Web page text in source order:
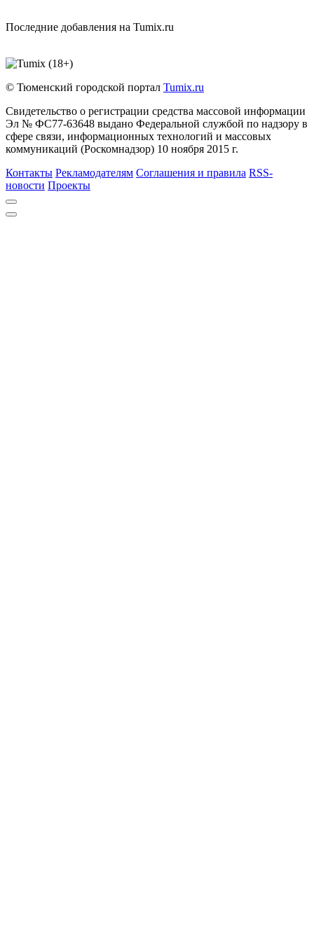
Последние добавления на Tumix.ru
© Тюменский городской портал Tumix.ru
Свидетельство о регистрации средства массовой информации
Эл № ФС77-63648 выдано Федеральной службой по надзору в
сфере связи, информационных технологий и массовых
коммуникаций (Роскомнадзор) 10 ноября 2015 г.
Контакты Рекламодателям Соглашения и правила RSS-
новости Проекты